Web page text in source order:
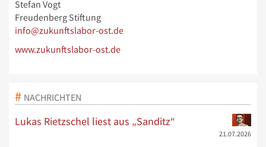
Stefan Vogt
Freudenberg Stiftung
info@zukunftslabor-ost.de
www.zukunftslabor-ost.de
NACHRICHTEN
Lukas Rietzschel liest aus „Sanditz“
21.07.2026